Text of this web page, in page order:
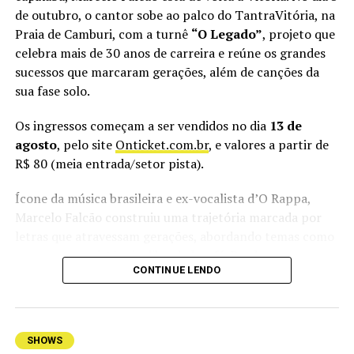
vocalista.
Além do Alma Djem, o Vix Reggae Festival terá no line
up as bandas Adão Negro, Rasta Joint e Filosofia Reggae.
Ao todo, serão mais 14 horas de música à beira-mar,
reunindo artistas de diferentes gerações do reggae
brasileiro.
Vix Reggae Festival
Local:Oásis Beach Club, Vitória
Atrações:Adão Negro, Alma Djem, Rasta Joint, Filosofia
Reggae, entre outras
Ingressos:a partir de R$ 60
Vendas: https://articket.com.br/e/6304/vix-reggae-
de outubro, o cantor sobe ao palco do TantraVitória, na
Praia de Camburi, com a turnê “O Legado”, projeto que
celebra mais de 30 anos de carreira e reúne os grandes
sucessos que marcaram gerações, além de canções da
sua fase solo.
Os ingressos começam a ser vendidos no dia 13 de
agosto, pelo site Onticket.com.br, e valores a partir de
R$ 80 (meia entrada/setor pista).
Ícone da música brasileira e ex-vocalista d’O Rappa,
Marcelo Falcão construiu uma trajetória marcada por
esperança, resistência, liberdade e fé. Desde o
lançamento do primeiro álbum solo,
sonoridades e mensagens. O novo projeto,“O Legado”,
reforça essa trajetória e promove um encontro entre
diferentes gerações da música brasileira, com
CONTINUE LENDO
SHOWS